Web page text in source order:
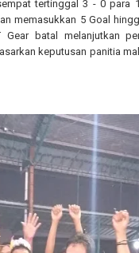
tertinggal 3 - 0 para
memasukkan 5 Goal
batal melanjutkan
keputusan panitia